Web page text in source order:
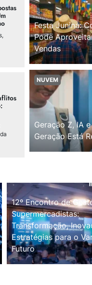
Festa Junina:
Pode
Vendas
NUVEM
Geração Z, IA
Geração Está
12º Encontro de
Supermercadistas:
Transformação,
Estratégias para o
Futuro